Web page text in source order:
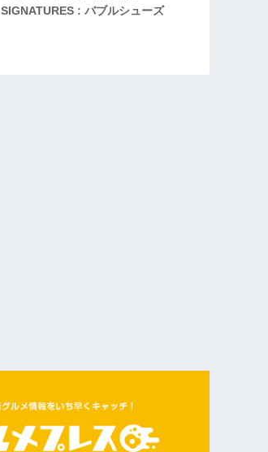
SIGNATURES : バブルシューズ